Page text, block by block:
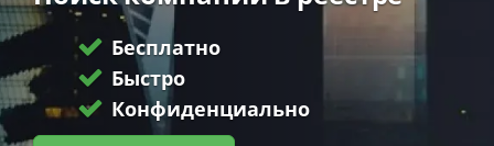
Бесплатно
Быстро
Конфиденциально